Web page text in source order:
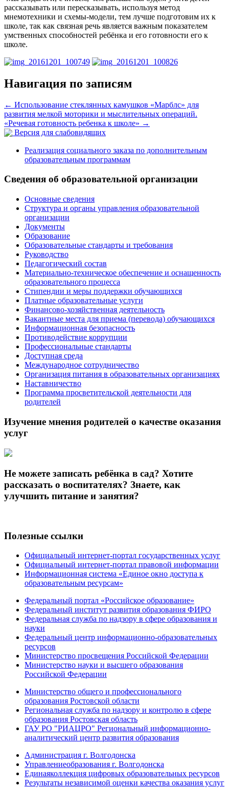
рассказывать или пересказывать, используя метод
мнемотехники и схемы-модели, тем лучше подготовим их к
школе, так как связная речь является важным показателем
умственных способностей ребёнка и его готовности его к
школе.
Навигация по записям
← Использование стеклянных камушков «Марблс» для
развития мелкой моторики и мыслительных операций.
«Речевая готовность ребенка к школе» →
Версия для слабовидящих
Реализация социального заказа по дополнительным
образовательным программам
Сведения об образовательной организации
Основные сведения
Структура и органы управления образовательной
организации
Документы
Образование
Образовательные стандарты и требования
Руководство
Педагогический состав
Материально-техническое обеспечение и оснащенность
образовательного процесса
Стипендии и меры поддержки обучающихся
Платные образовательные услуги
Финансово-хозяйственная деятельность
Вакантные места для приема (перевода) обучающихся
Информационная безопасность
Противодействие коррупции
Профессиональные стандарты
Доступная среда
Международное сотрудничество
Организация питания в образовательных организациях
Наставничество
Программа просветительской деятельности для
родителей
Изучение мнения родителей о качестве оказания
услуг
Не можете записать ребёнка в сад? Хотите
рассказать о воспитателях? Знаете, как
улучшить питание и занятия?
Полезные ссылки
Официальный интернет-портал государственных услуг
Официальный интернет-портал правовой информации
Информационная система «Единое окно доступа к
образовательным ресурсам»
Федеральный портал «Российское образование»
Федеральный институт развития образования ФИРО
Федеральная служба по надзору в сфере образования и
науки
Федеральный центр информационно-образовательных
ресурсов
Министерство просвещения Российской Федерации
Министерство науки и высшего образования
Российской Федерации
Министерство общего и профессионального
образования Ростовской области
Региональная служба по надзору и контролю в сфере
образования Ростовская область
ГАУ РО "РИАЦРО" Региональный информационно-
аналитический центр развития образования
Администрация г. Волгодонска
Управлениеобразования г. Волгодонска
Единаяколлекция цифровых образовательных ресурсов
Результаты независимой оценки качества оказания услуг